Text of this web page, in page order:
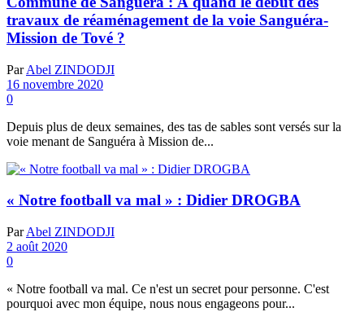
travaux de réaménagement de la voie Sanguéra-
Mission de Tové ?
Par Abel ZINDODJI
16 novembre 2020
0
Depuis plus de deux semaines, des tas de sables sont versés sur la
voie menant de Sanguéra à Mission de...
« Notre football va mal » : Didier DROGBA
Par Abel ZINDODJI
2 août 2020
0
« Notre football va mal. Ce n'est un secret pour personne. C'est
pourquoi avec mon équipe, nous nous engageons pour...